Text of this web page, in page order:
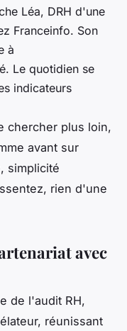
Léa, DRH d'une
Franceinfo. Son
à
Le quotidien se
indicateurs
chercher plus loin,
avant sur
simplicité
rien d'une
avec
de l'audit RH,
réunissant